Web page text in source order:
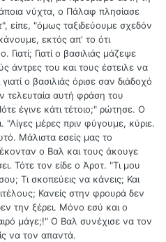
νύχτα, ο Πάλαφ πλησίασε
είπε, "όμως ταξιδεύουμε σχεδόν
εκτός απ' το ότι
Γιατί ο βασιλιάς μάζεψε
άντρες του και τους έστειλε να
ο βασιλιάς όρισε σαν διάδοχό
τελευταία αυτή φράση του
έγινε κάτι τέτοιο;" ρώτησε. Ο
μέρες πριν φύγουμε, κύριε.
Μάλιστα εσείς μας το
ο Βαλ και τους άκουγε
Τότε τον είδε ο Άροτ. "Τι μου
Τι σκοπεύεις να κάνεις; Και
Κανείς στην φρουρά δεν
την ξέρει. Μόνο εσύ και ο
μάγε;!" Ο Βαλ συνέχισε να τον
να τον απαντά.